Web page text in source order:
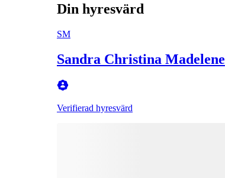
Din hyresvärd
SM
Sandra Christina Madelene
Verifierad hyresvärd